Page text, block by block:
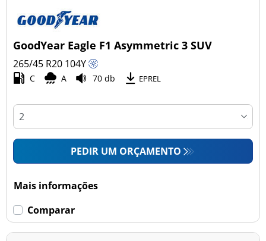
GoodYear Eagle F1 Asymmetric 3 SUV
265/45 R20 104Y
C A 70 db EPREL
PEDIR UM ORÇAMENTO
Mais informações
Comparar